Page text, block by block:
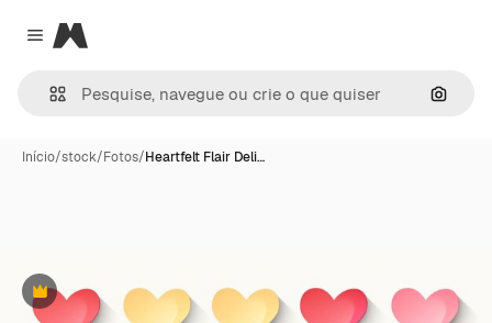
Close menu
Magnific
Início/stock/Fotos/Heartfelt Flair Deli…
Premium